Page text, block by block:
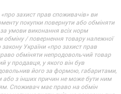
захист прав споживачів» ви
покупки повернути або обміняти
умови виконання всіх норм
/ повернення товару належної
закону України «про захист прав
обміняти непродовольчий товар
у продавця, у якого він був
його за формою, габаритами,
з інших причин не може бути ним
Споживач має право на обмін